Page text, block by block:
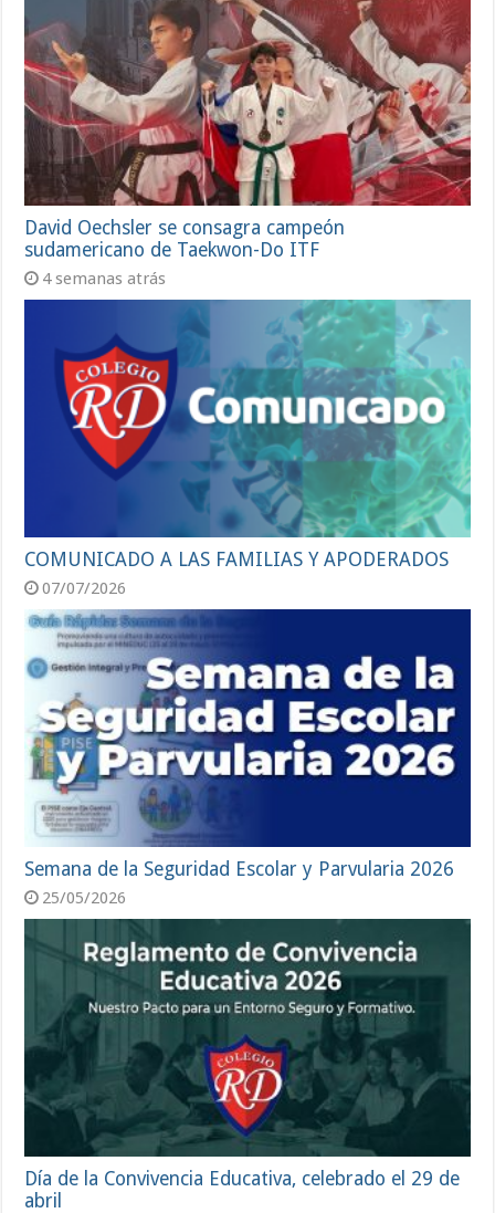
David Oechsler se consagra campeón
sudamericano de Taekwon-Do ITF
4 semanas atrás
COMUNICADO A LAS FAMILIAS Y APODERADOS
07/07/2026
Semana de la Seguridad Escolar y Parvularia 2026
25/05/2026
Día de la Convivencia Educativa, celebrado el 29 de
abril